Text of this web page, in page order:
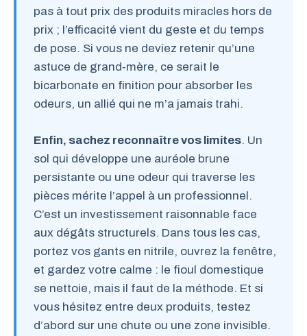
pas à tout prix des produits miracles hors de
prix ; l’efficacité vient du geste et du temps
de pose. Si vous ne deviez retenir qu’une
astuce de grand‑mère, ce serait le
bicarbonate en finition pour absorber les
odeurs, un allié qui ne m’a jamais trahi.
Enfin, sachez reconnaître vos limites. Un
sol qui développe une auréole brune
persistante ou une odeur qui traverse les
pièces mérite l’appel à un professionnel.
C’est un investissement raisonnable face
aux dégâts structurels. Dans tous les cas,
portez vos gants en nitrile, ouvrez la fenêtre,
et gardez votre calme : le fioul domestique
se nettoie, mais il faut de la méthode. Et si
vous hésitez entre deux produits, testez
d’abord sur une chute ou une zone invisible.